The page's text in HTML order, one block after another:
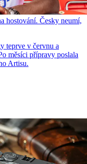
hostování. Česky neumí,
teprve v červnu a
měsíci přípravy poslala
Artisu.